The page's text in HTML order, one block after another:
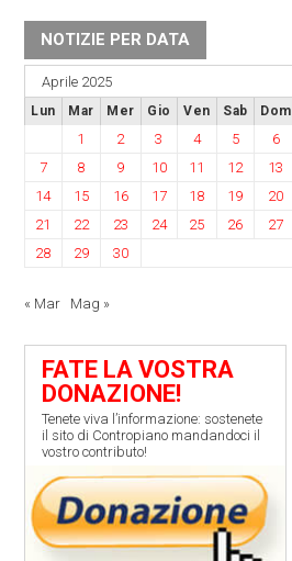
NOTIZIE PER DATA
Aprile 2025
Lun Mar Mer Gio Ven Sab Dom
1 2 3 4 5
6
7
8 9 10 11 12
13
14
15 16 17 18 19
20
21
22 23 24 25 26
27
28
29 30
« Mar Mag »
FATE LA VOSTRA
DONAZIONE!
Tenete viva l’informazione: sostenete
il sito di Contropiano mandandoci il
vostro contributo!